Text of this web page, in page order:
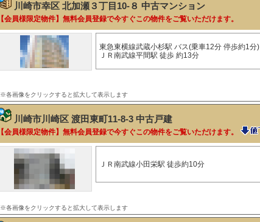
川崎市幸区 北加瀬３丁目10-８ 中古マンション
【会員様限定物件】無料会員登録で今すぐこの物件をご覧いただけます。
東急東横線武蔵小杉駅 バス(乗車12分 停歩約1分)
ＪＲ南武線平間駅 徒歩 約13分
※各画像をクリックすると拡大して表示します
川崎市川崎区 渡田東町11-8-3 中古戸建
【会員様限定物件】無料会員登録で今すぐこの物件をご覧いただけます。
ＪＲ南武線小田栄駅 徒歩約10分
※各画像をクリックすると拡大して表示します